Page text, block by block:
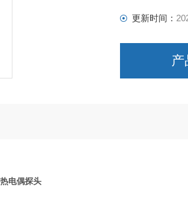
更新时间：
产
电偶探头